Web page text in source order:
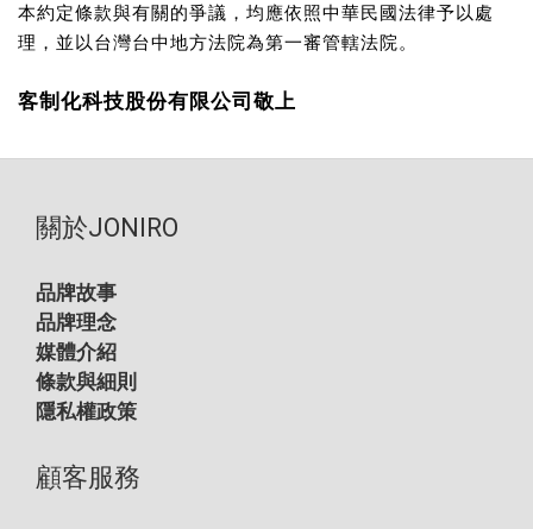
本約定條款與有關的爭議，均應依照中華民國法律予以處
理，並以台灣台中地方法院為第一審管轄法院。
客制化科技股份有限公司敬上
關於JONIRO
品牌故事
品牌理念
媒體介紹
條款與細則
隱私權政策
顧客服務